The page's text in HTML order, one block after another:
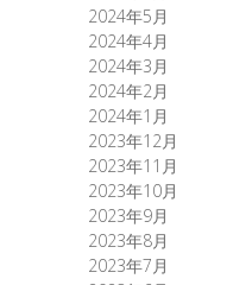
2024年5月
2024年4月
2024年3月
2024年2月
2024年1月
2023年12月
2023年11月
2023年10月
2023年9月
2023年8月
2023年7月